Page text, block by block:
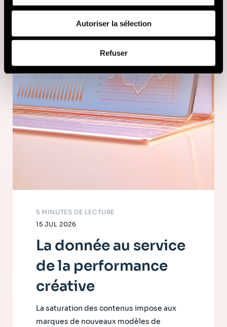
fournies ou qu'ils ont collectées lors de votre utilisation
de leurs services (cookies tiers).
vous pouvez nous contacter et comment nous traitons
Politique de protection des données à caractère
personnel.
Autoriser la sélection
Refuser
15 JUL 2026
5 MINUTES DE LECTURE
La donnée au service
de la performance
créative
La saturation des contenus impose aux
marques de nouveaux modèles de